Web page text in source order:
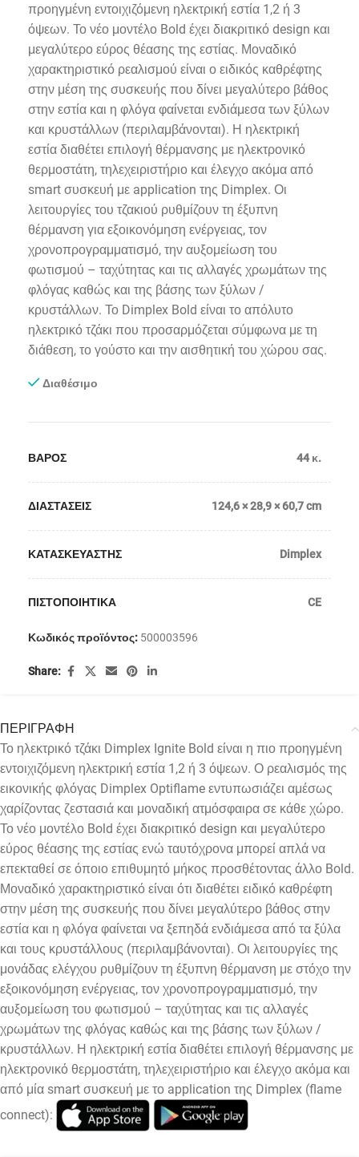
προηγμένη εντοιχιζόμενη ηλεκτρική εστία 1,2 ή 3
όψεων. Το νέο μοντέλο Bold έχει διακριτικό design και
μεγαλύτερο εύρος θέασης της εστίας. Μοναδικό
χαρακτηριστικό ρεαλισμού είναι ο ειδικός καθρέφτης
στην μέση της συσκευής που δίνει μεγαλύτερο βάθος
στην εστία και η φλόγα φαίνεται ενδιάμεσα των ξύλων
και κρυστάλλων (περιλαμβάνονται). Η ηλεκτρική
εστία διαθέτει επιλογή θέρμανσης με ηλεκτρονικό
θερμοστάτη, τηλεχειριστήριο και έλεγχο ακόμα από
smart συσκευή με application της Dimplex. Οι
λειτουργίες του τζακιού ρυθμίζουν τη έξυπνη
θέρμανση για εξοικονόμηση ενέργειας, τον
χρονοπρογραμματισμό, την αυξομείωση του
φωτισμού – ταχύτητας και τις αλλαγές χρωμάτων της
φλόγας καθώς και της βάσης των ξύλων /
κρυστάλλων. Το Dimplex Bold είναι το απόλυτο
ηλεκτρικό τζάκι που προσαρμόζεται σύμφωνα με τη
διάθεση, το γούστο και την αισθητική του χώρου σας.
Διαθέσιμο
ΒΑΡΟΣ 44 κ.
ΔΙΑΣΤΑΣΕΙΣ 124,6 × 28,9 × 60,7 cm
ΚΑΤΑΣΚΕΥΑΣΤΗΣ Dimplex
ΠΙΣΤΟΠΟΙΗΤΙΚΑ CE
Κωδικός προϊόντος: 500003596
Share:
ΠΕΡΙΓΡΑΦΗ
Το ηλεκτρικό τζάκι Dimplex Ignite Bold είναι η πιο προηγμένη
εντοιχιζόμενη ηλεκτρική εστία 1,2 ή 3 όψεων. Ο ρεαλισμός της
εικονικής φλόγας Dimplex Optiflame εντυπωσιάζει αμέσως
χαρίζοντας ζεστασιά και μοναδική ατμόσφαιρα σε κάθε χώρο.
Το νέο μοντέλο Bold έχει διακριτικό design και μεγαλύτερο
εύρος θέασης της εστίας ενώ ταυτόχρονα μπορεί απλά να
επεκταθεί σε όποιο επιθυμητό μήκος προσθέτοντας άλλο Bold.
Μοναδικό χαρακτηριστικό είναι ότι διαθέτει ειδικό καθρέφτη
στην μέση της συσκευής που δίνει μεγαλύτερο βάθος στην
εστία και η φλόγα φαίνεται να ξεπηδά ενδιάμεσα από τα ξύλα
και τους κρυστάλλους (περιλαμβάνονται). Οι λειτουργίες της
μονάδας ελέγχου ρυθμίζουν τη έξυπνη θέρμανση με στόχο την
εξοικονόμηση ενέργειας, τον χρονοπρογραμματισμό, την
αυξομείωση του φωτισμού – ταχύτητας και τις αλλαγές
χρωμάτων της φλόγας καθώς και της βάσης των ξύλων /
κρυστάλλων. Η ηλεκτρική εστία διαθέτει επιλογή θέρμανσης με
ηλεκτρονικό θερμοστάτη, τηλεχειριστήριο και έλεγχο ακόμα και
από μία smart συσκευή με το application της Dimplex (flame
connect):